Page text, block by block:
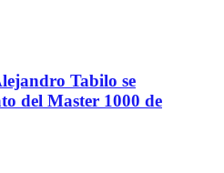
Tabilo se
del Master 1000 de